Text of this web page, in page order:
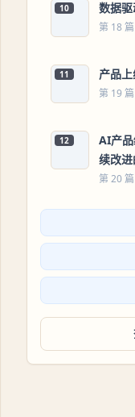
10 数据
第 18 篇
11 产品
第 19 篇
12
AI产
续改
第 20 篇